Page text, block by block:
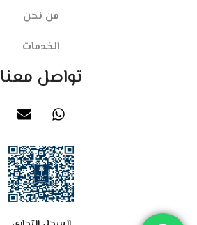
من نحن
الخدمات
تواصل معنا